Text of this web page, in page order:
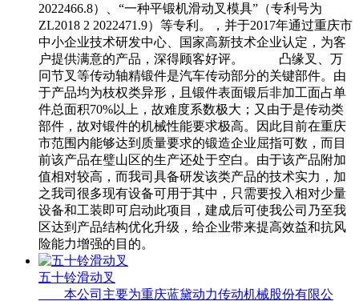
2022466.8）、“一种平锻机滑动叉模具”（专利号为
ZL2018 2 2022471.9）等专利。，并于2017年通过重庆市
中小企业技术研发中心、国家高新技术企业认定，为客
户提供满意的产品，深得顾客好评。 凸缘叉、万
冋节叉等传动轴精锻件是汽车传动部分的关键部件。由
于产品均为枝权类异形，且锻件表面锻后非加工面占单
件总面积70%以上，故难度系数极大；又由于是传动类
部件，故对锻件的机械性能要求极高。因此目前在重庆
市范围内能够达到质量要求的锻造企业屈指可数，而目
前该产品在璧山区的生产还处于空白。由于该产品附加
值相对较高，而我司具备研发该类产品的技术实力，加
之我司很多现有设备可用于其中，只需要投入相对少量
设备和工装即可启动此项目，建成后可使我公司乃至我
区达到产品结构优化升级，给企业带来提高效益和抗风
险能力增强的目的。
五十铃滑动叉
本公司主要为重庆蓝黛动力传动机械股份有限公